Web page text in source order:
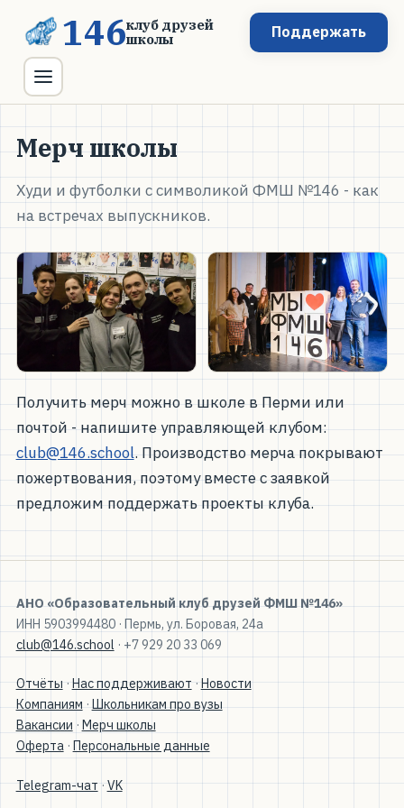
146клуб друзей
школы
Поддержать
Мерч школы
Худи и футболки с символикой ФМШ №146 - как
на встречах выпускников.
Получить мерч можно в школе в Перми или
почтой - напишите управляющей клубом:
club@146.school. Производство мерча покрывают
пожертвования, поэтому вместе с заявкой
предложим поддержать проекты клуба.
АНО «Образовательный клуб друзей ФМШ №146»
ИНН 5903994480 · Пермь, ул. Боровая, 24а
club@146.school · +7 929 20 33 069
Отчёты · Нас поддерживают · Новости
Компаниям · Школьникам про вузы
Вакансии · Мерч школы
Оферта· Персональные данные
Telegram-чат · VK